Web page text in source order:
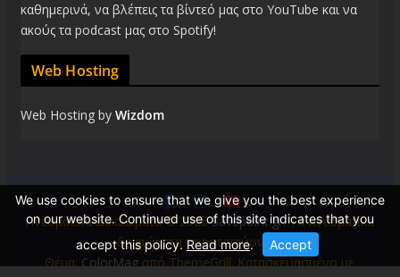
καθημερινά, να βλέπεις τα βίντεό μας στο YouTube και να
ακούς τα podcast μας στο Spotify!
Web Hosting
Web Hosting by Wizdom
Πνευματικά Δικαιώματα © 2026Savepoint.gr. Τα πνευματικά
δικαιώματα προστατεύονται.
Θέμα:ColorMagαπό ThemeGrill. Κατασκευασμένο με
We use cookies to ensure that we give you the best experience
on our website. Continued use of this site indicates that you
accept this policy.Read more. Accept